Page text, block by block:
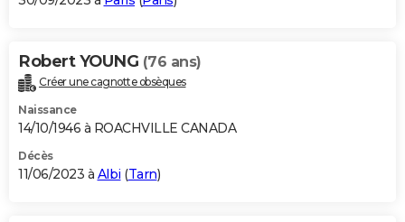
Robert YOUNG (76 ans)
Créer une cagnotte obsèques
Naissance
14/10/1946 à ROACHVILLE CANADA
Décès
11/06/2023 à Albi (Tarn)